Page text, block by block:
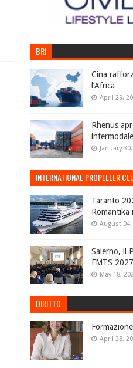
BRI
Cina
l’Africa
April 29,
Rhenus
January
INTERNATIONAL PROPELLER
Taranto
Romantika
August 04,
Salerno, il
FMTS 2027
May 18,
DIRITTO
April 28,